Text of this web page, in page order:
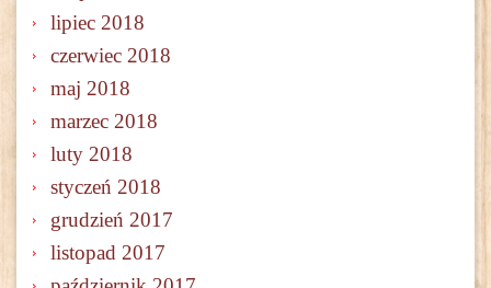
lipiec 2018
czerwiec 2018
maj 2018
marzec 2018
luty 2018
styczeń 2018
grudzień 2017
listopad 2017